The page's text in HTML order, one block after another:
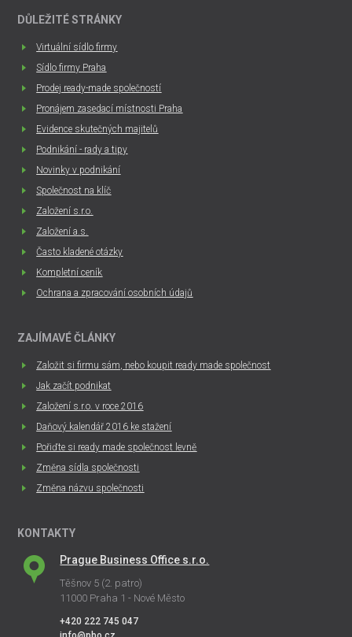
DŮLEŽITÉ STRÁNKY
Virtuální sídlo firmy
Sídlo firmy Praha
Prodej ready-made společností
Pronájem zasedací místnosti Praha
Evidence skutečných majitelů
Podnikání - rady a tipy
Novinky v podnikání
Společnost na klíč
Založení s.r.o.
Založení a.s.
Často kladené otázky
Kompletní ceník
Ochrana a zpracování osobních údajů
ZAJÍMAVÉ ČLÁNKY
Založit si firmu sám, nebo koupit ready made společnost
Jak začít podnikat
Založení s.r.o. v roce 2016
Daňový kalendář 2016 ke stažení
Pořiďte si ready made společnost levně
Změna sídla společnosti
Změna názvu společnosti
KONTAKTY
Prague Business Office s.r.o.
Těšnov 5 (2. patro)
11000 Praha 1 - Nové Město
+420 222 745 047